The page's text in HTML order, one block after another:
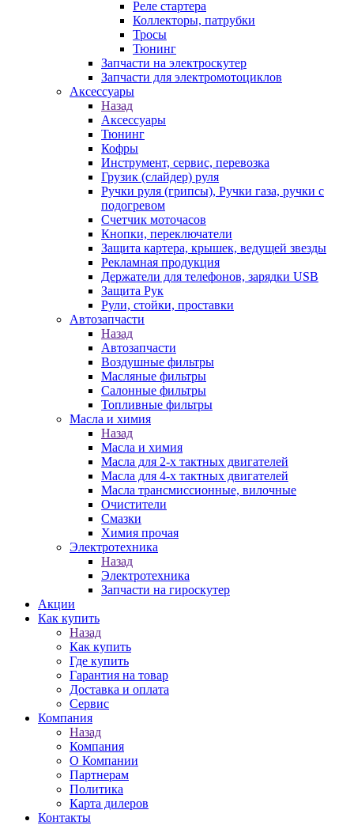
Реле стартера
Коллекторы, патрубки
Тросы
Тюнинг
Запчасти на электроскутер
Запчасти для электромотоциклов
Аксессуары
Назад
Аксессуары
Тюнинг
Кофры
Инструмент, сервис, перевозка
Грузик (слайдер) руля
Ручки руля (грипсы), Ручки газа, ручки с
подогревом
Счетчик моточасов
Кнопки, переключатели
Защита картера, крышек, ведущей звезды
Рекламная продукция
Держатели для телефонов, зарядки USB
Защита Рук
Рули, стойки, проставки
Автозапчасти
Назад
Автозапчасти
Воздушные фильтры
Масляные фильтры
Салонные фильтры
Топливные фильтры
Масла и химия
Назад
Масла и химия
Масла для 2-х тактных двигателей
Масла для 4-х тактных двигателей
Масла трансмиссионные, вилочные
Очистители
Смазки
Химия прочая
Электротехника
Назад
Электротехника
Запчасти на гироскутер
Акции
Как купить
Назад
Как купить
Где купить
Гарантия на товар
Доставка и оплата
Сервис
Компания
Назад
Компания
О Компании
Партнерам
Политика
Карта дилеров
Контакты